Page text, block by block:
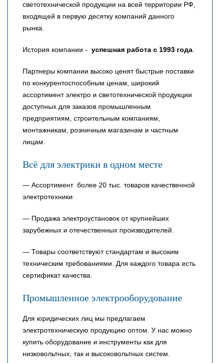
светотехнической продукции на всей территории РФ,
входящей в первую десятку компаний данного
рынка.
История компании - успешная работа с 1993 года.
Партнеры компании высоко ценят быстрые поставки
по конкурентоспособным ценам, широкий
ассортимент электро и светотехнической продукции
доступных для заказов промышленным
предприятиям, строительным компаниям,
монтажникам, розничным магазинам и частным
лицам.
Всё для электрики в одном месте
— Ассортимент более 20 тыс. товаров качественной
электротехники
— Продажа электроустановок от крупнейших
зарубежных и отечественных производителей.
— Товары соответствуют стандартам и высоким
техническим требованиями. Для каждого товара есть
сертификат качества.
Промышленное электрооборудование
Для юридических лиц мы предлагаем
электротехническую продукцию оптом. У нас можно
купить оборудование и инструменты как для
низковольтных, так и высоковольтных систем.